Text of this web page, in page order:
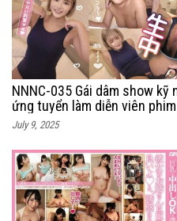
NNNC-035 Gái dâm show
ứng tuyển làm diễn viên
July 9, 2025